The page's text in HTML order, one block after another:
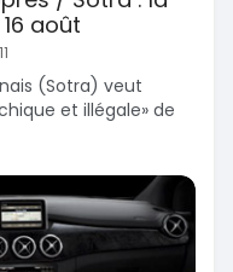
août
(Sotra) veut
et illégale» de